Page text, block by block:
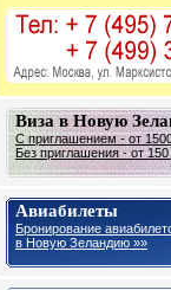
Виза в Новую
С приглашением - от
Без приглашения - от 150
Авиабилеты
Бронирование
в Новую Зеландию »»